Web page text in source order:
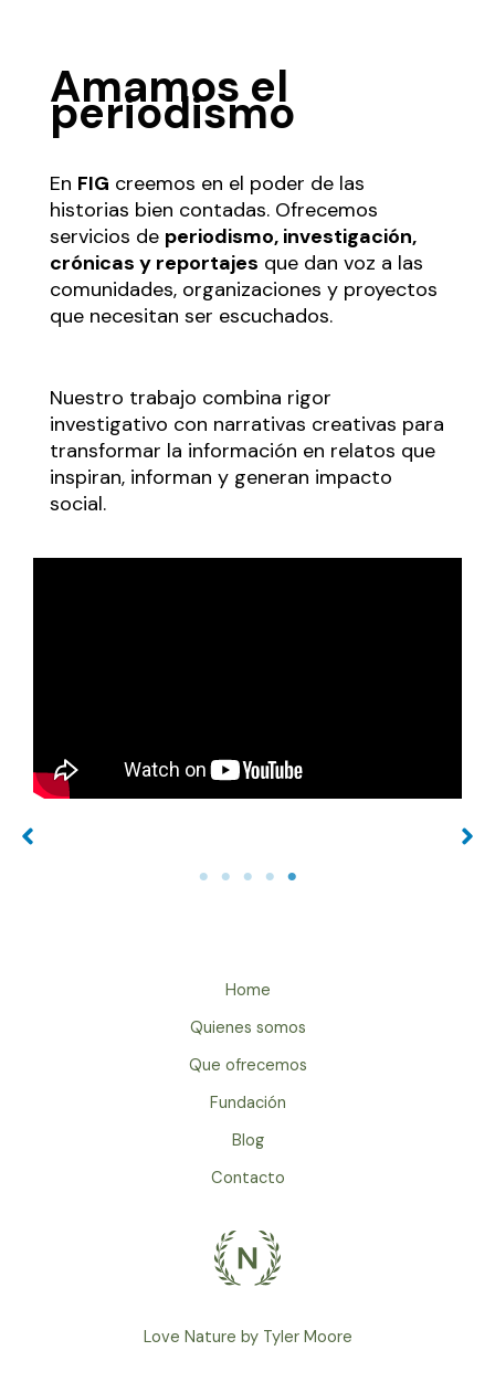
Amamos el
periodismo
En FIG creemos en el poder de las
historias bien contadas. Ofrecemos
servicios de periodismo, investigación,
crónicas y reportajes que dan voz a las
comunidades, organizaciones y proyectos
que necesitan ser escuchados.
Nuestro trabajo combina rigor
investigativo con narrativas creativas para
transformar la información en relatos que
inspiran, informan y generan impacto
social.
Home
Quienes somos
Que ofrecemos
Fundación
Blog
Contacto
Love Nature by Tyler Moore